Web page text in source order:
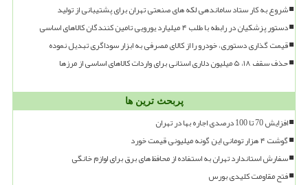
شروع به کار ستاد ساماندهی لکه های صنعتی تهران برای پشتیبانی از تولید
دستور پزشکیان در رابطه با طلب ۴ میلیارد یورویی تامین کنندگان کالاهای اساسی
قیمت گذاری دستوری، خودرو را از کالای مصرفی به ابزار سوداگری تبدیل نموده
حذف سقف ۱۸، ۵ میلیون دلاری استانی برای واردات کالاهای اساسی از مرزها
پربحث ترین ها
افزایش 70 تا 100 درصدی اجاره بها در تهران
گوشت ۴ هزار تومانی این گونه میلیونی قیمت خورد
سفارش استاندارد تهران به استفاده از محافظ های برق برای لوازم خانگی
فتح مقاومت کلیدی بورس